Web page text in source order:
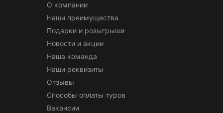
О компании
Наши преимущества
Подарки и розыгрыши
Новости и акции
Наша команда
Наши реквизиты
Отзывы
Способы оплаты туров
Вакансии